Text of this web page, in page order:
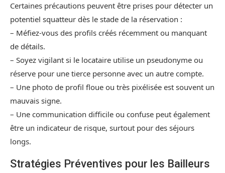
Certaines précautions peuvent être prises pour détecter un
potentiel squatteur dès le stade de la réservation :
– Méfiez-vous des profils créés récemment ou manquant
de détails.
– Soyez vigilant si le locataire utilise un pseudonyme ou
réserve pour une tierce personne avec un autre compte.
– Une photo de profil floue ou très pixélisée est souvent un
mauvais signe.
– Une communication difficile ou confuse peut également
être un indicateur de risque, surtout pour des séjours
longs.
Stratégies Préventives pour les Bailleurs